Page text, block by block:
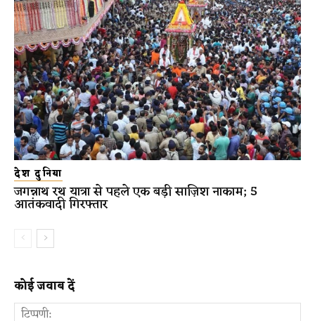
देश दुनिया
जगन्नाथ रथ यात्रा से पहले एक बड़ी साज़िश नाकाम; 5
आतंकवादी गिरफ्तार
कोई जवाब दें